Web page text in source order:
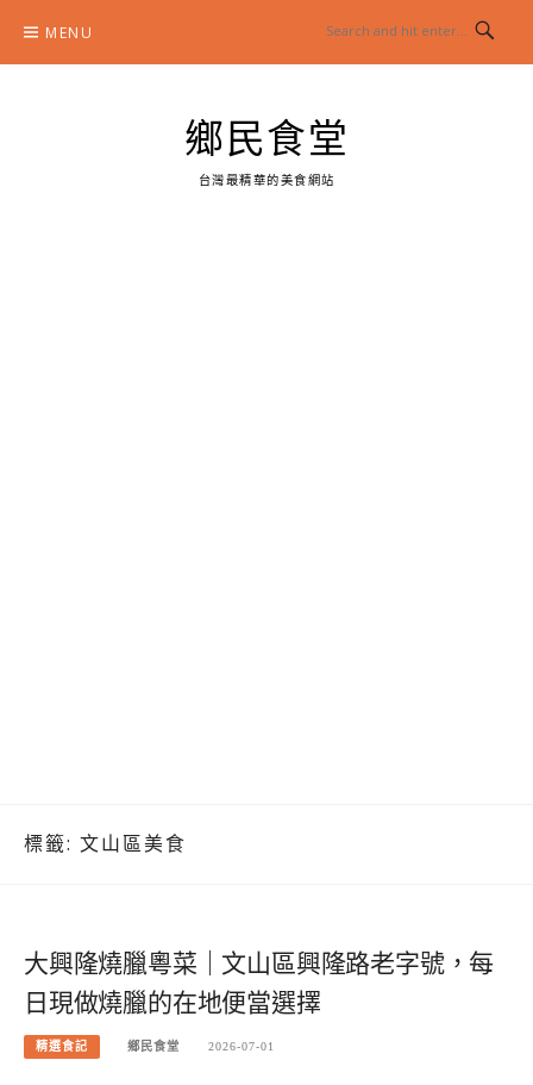
content
MENU
鄉民食堂
台灣最精華的美食網站
標籤: 文山區美食
大興隆燒臘粵菜｜文山區興隆路老字號，每
日現做燒臘的在地便當選擇
精選食記 鄉民食堂 2026-07-01